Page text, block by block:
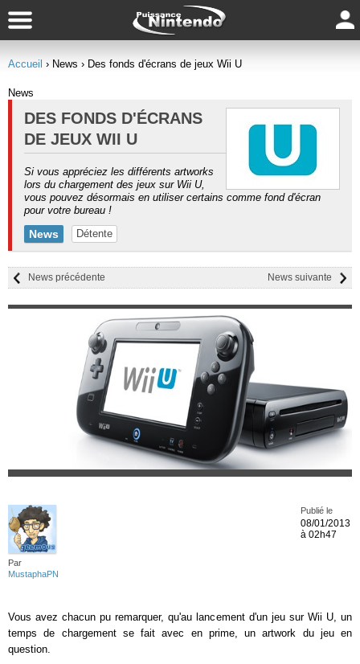
Accueil › News › Des fonds d'écrans de jeux Wii U
News
DES FONDS D'ÉCRANS
DE JEUX WII U
Si vous appréciez les différents artworks
lors du chargement des jeux sur Wii U,
vous pouvez désormais en utiliser certains comme fond d'écran
pour votre bureau !
News Détente
News suivante
News précédente
Par
MustaphaPN
Publié le
08/01/2013
à 02h47
Vous avez chacun pu remarquer, qu'au lancement d'un jeu sur Wii U, un
temps de chargement se fait avec en prime, un artwork du jeu en
question.